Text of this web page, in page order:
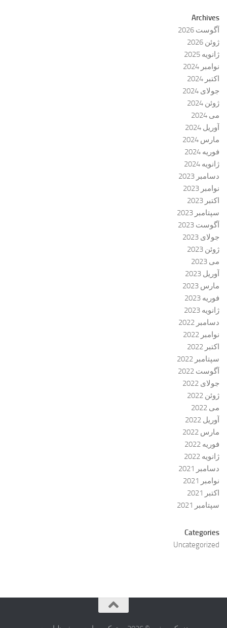
Archives
آگوست 2026
ژوئن 2026
ژانویه 2025
نوامبر 2024
اکتبر 2024
جولای 2024
ژوئن 2024
می 2024
آوریل 2024
مارس 2024
فوریه 2024
ژانویه 2024
دسامبر 2023
نوامبر 2023
اکتبر 2023
سپتامبر 2023
آگوست 2023
جولای 2023
ژوئن 2023
می 2023
آوریل 2023
مارس 2023
فوریه 2023
ژانویه 2023
دسامبر 2022
نوامبر 2022
اکتبر 2022
سپتامبر 2022
آگوست 2022
جولای 2022
ژوئن 2022
می 2022
آوریل 2022
مارس 2022
فوریه 2022
ژانویه 2022
دسامبر 2021
نوامبر 2021
اکتبر 2021
سپتامبر 2021
Categories
Uncategorized